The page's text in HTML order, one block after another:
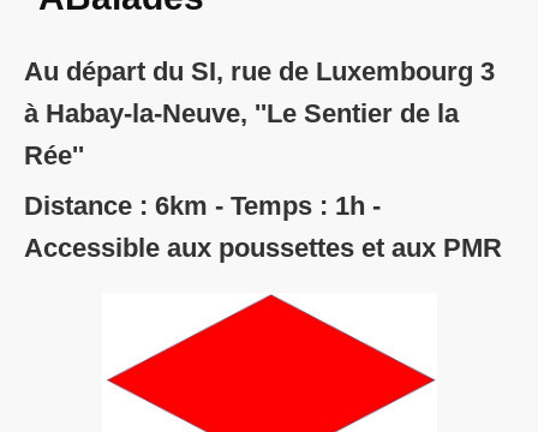
Au départ du SI, rue de Luxembourg 3
à Habay-la-Neuve, ''Le Sentier de la
Rée''
Distance : 6km - Temps : 1h -
Accessible aux poussettes et aux PMR